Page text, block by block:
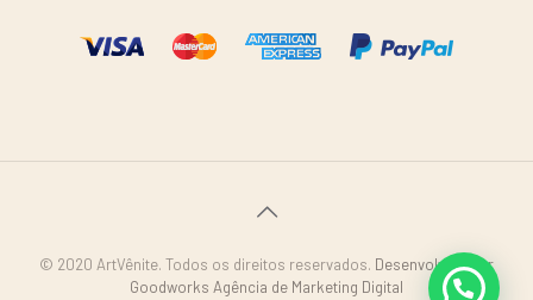
© 2020 ArtVênite. Todos os direitos reservados. Desenvolvido por
Goodworks Agência de Marketing Digital